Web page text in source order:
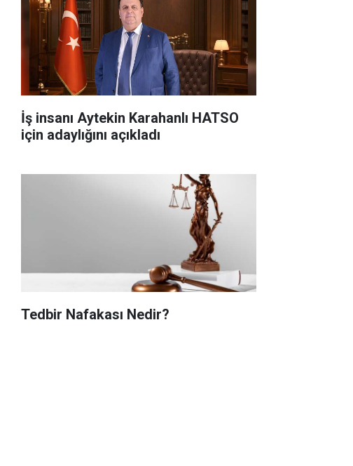
İş insanı Aytekin Karahanlı HATSO
için adaylığını açıkladı
Tedbir Nafakası Nedir?